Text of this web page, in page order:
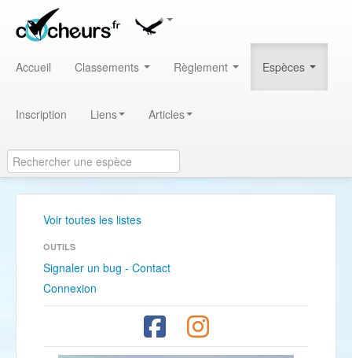
Accueil Classements Règlement Espèces
Inscription Liens Articles
Voir toutes les listes
OUTILS
Signaler un bug - Contact
Connexion